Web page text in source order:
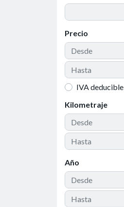
Precio
IVA deducible
Kilometraje
Año